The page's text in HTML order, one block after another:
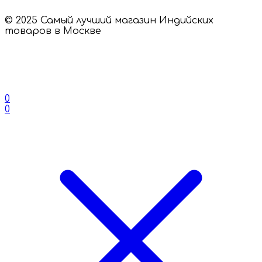
© 2025 Самый лучший магазин Индийских
товаров в Москве
0
0